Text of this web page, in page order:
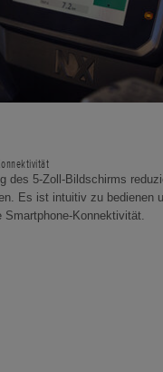
des 5-Zoll-Bildschirms
Es ist intuitiv zu bedienen
Smartphone-Konnektivität.